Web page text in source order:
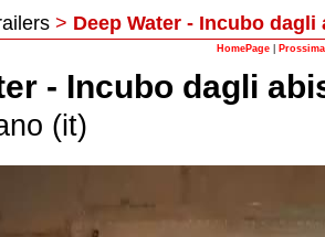
> Deep Water - Incubo dagli
HomePage
- Incubo dagli
(it)